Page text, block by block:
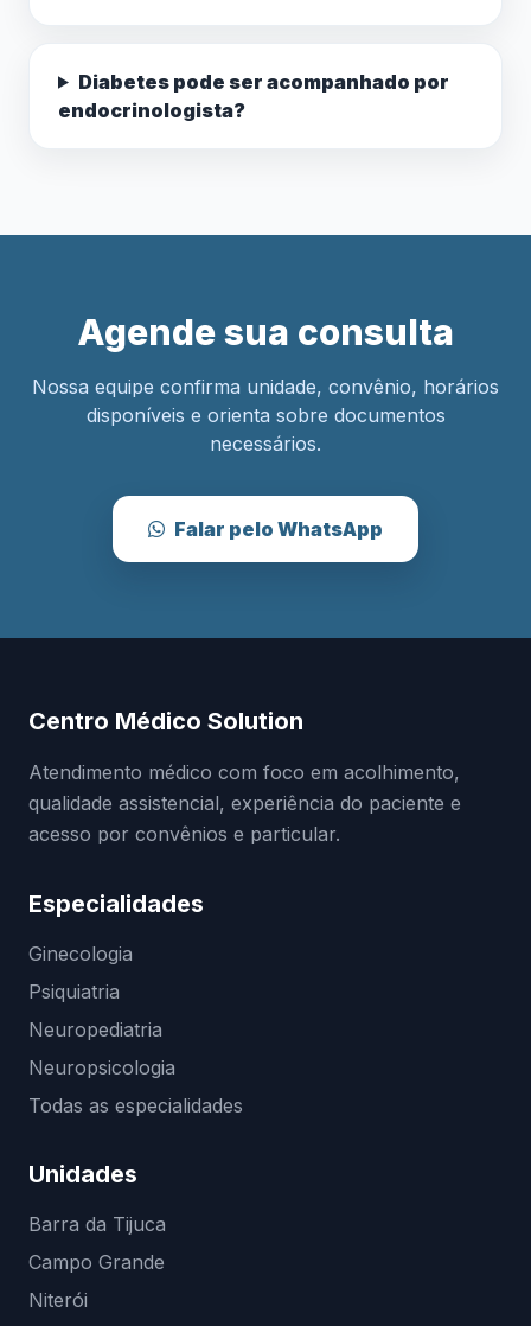
Diabetes pode ser acompanhado por
endocrinologista?
Agende sua consulta
Nossa equipe confirma unidade, convênio, horários
disponíveis e orienta sobre documentos
necessários.
Falar pelo WhatsApp
Centro Médico Solution
Atendimento médico com foco em acolhimento,
qualidade assistencial, experiência do paciente e
acesso por convênios e particular.
Especialidades
Ginecologia
Psiquiatria
Neuropediatria
Neuropsicologia
Todas as especialidades
Unidades
Barra da Tijuca
Campo Grande
Niterói